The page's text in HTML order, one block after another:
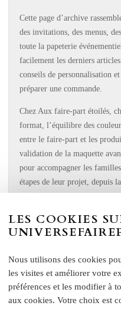
Cette page d’archive
des invitations, des menus,
toute la papeterie
facilement les derniers
conseils de personnalisation
préparer une commande.
Chez Aux faire-part étoilés,
format, l’équilibre des
entre le faire-part et les
validation de la maquette
pour accompagner les
étapes de leur projet, depuis
Une archive utile
faire-part
Que vous prépariez un
communion, un anniversaire
vous aide à découvrir des
Les articles peuvent présenter
LES COOKIES
Nous utilisons des cookies
les visites et améliorer votre
préférences et les modifier à
aux cookies. Votre choix est